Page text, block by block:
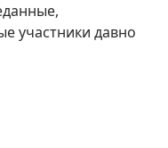
участники давно